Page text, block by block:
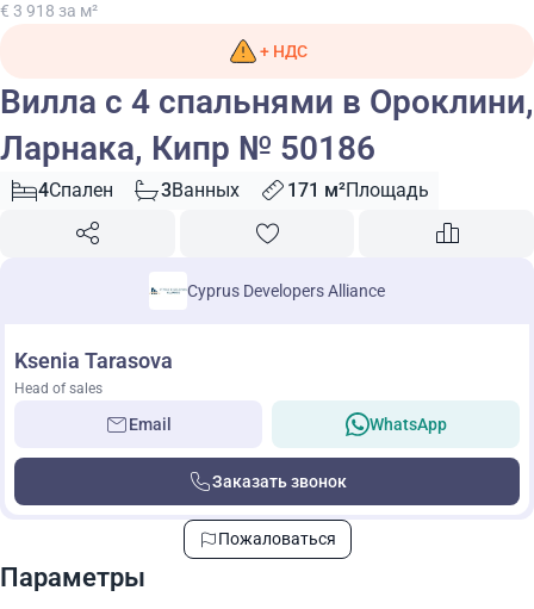
€ 3 918 за м²
+ НДС
Вилла с 4 спальнями в Ороклини,
Ларнака, Кипр № 50186
4Спален 3Ванных 171 м²Площадь
Cyprus Developers Alliance
Ksenia Tarasova
Head of sales
Email WhatsApp
Заказать звонок
Пожаловаться
Параметры